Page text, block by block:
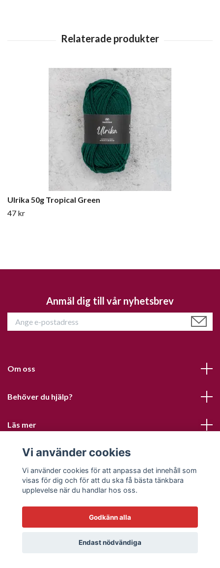
Ulrika 50g Tropical Green
47 kr
Anmäl dig till vår nyhetsbrev
Om oss
Behöver du hjälp?
Läs mer
Sociala medier
© 2026 Sofias PysselParadis
Vi använder cookies
Vi använder cookies för att anpassa det innehåll som
visas för dig och för att du ska få bästa tänkbara
upplevelse när du handlar hos oss.
Godkänn alla
Endast nödvändiga